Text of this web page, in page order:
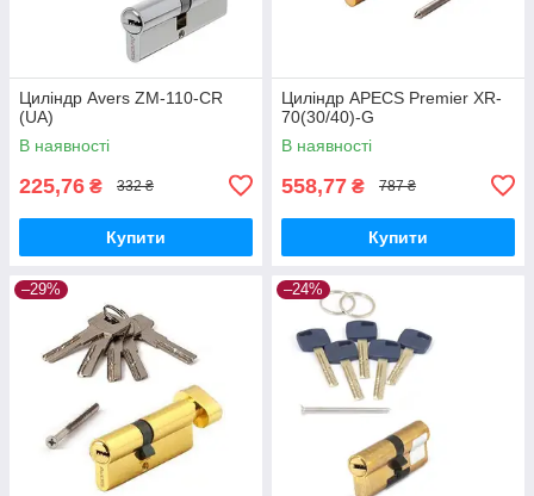
Циліндр Avers ZM-110-CR
(UA)
В наявності
225,76 ₴ 332 ₴
Купити
Циліндр APECS Premier XR-
70(30/40)-G
В наявності
558,77 ₴ 787 ₴
Купити
–29% –24%